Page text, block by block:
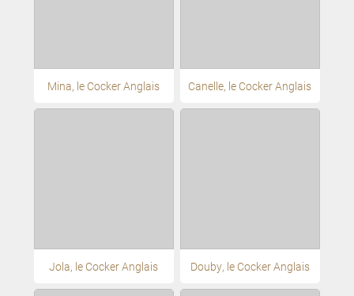
Mina, le Cocker Anglais Canelle, le Cocker Anglais
Jola, le Cocker Anglais Douby, le Cocker Anglais